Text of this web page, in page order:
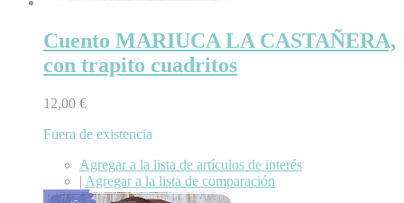
Cuento MARIUCA LA CASTAÑERA,
con trapito cuadritos
12,00 €
Fuera de existencia
Agregar a la lista de artículos de interés
| Agregar a la lista de comparación